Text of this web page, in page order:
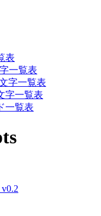
表
一覧表
字一覧表
字一覧表
一覧表